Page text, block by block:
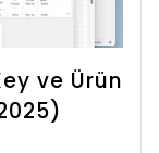
ve Ürün